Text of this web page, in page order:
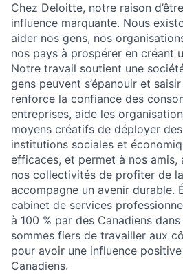
Chez Deloitte, notre raison
influence marquante. Nous
aider nos gens, nos
nos pays à prospérer en créant
Notre travail soutient une
gens peuvent s’épanouir et
renforce la confiance des
entreprises, aide les
moyens créatifs de déployer
institutions sociales et
efficaces, et permet à nos amis,
nos collectivités de profiter de
accompagne un avenir durable.
cabinet de services
à 100 % par des Canadiens
sommes fiers de travailler aux
pour avoir une influence
Canadiens.